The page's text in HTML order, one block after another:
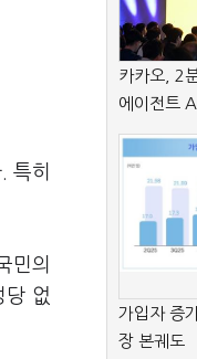
특히
민의
없
카카오, 2
에이전트
가입자 증
장 본궤도